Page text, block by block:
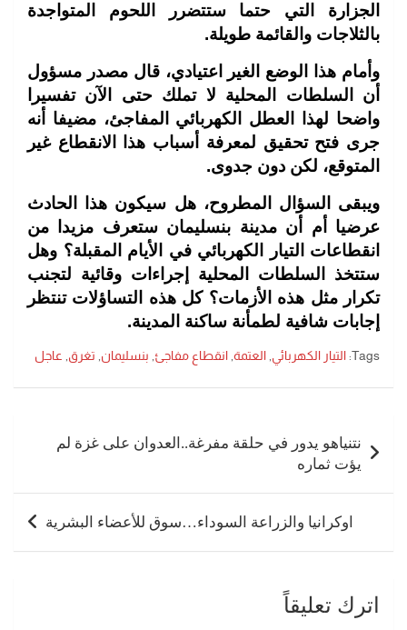
الجزارة التي حتما ستتضرر اللحوم المتواجدة
بالثلاجات والقائمة طويلة.
وأمام هذا الوضع الغير اعتيادي، قال مصدر مسؤول
أن السلطات المحلية لا تملك حتى الآن تفسيرا
واضحا لهذا العطل الكهربائي المفاجئ، مضيفا أنه
جرى فتح تحقيق لمعرفة أسباب هذا الانقطاع غير
المتوقع، لكن دون جدوى.
ويبقى السؤال المطروح، هل سيكون هذا الحادث
عرضيا أم أن مدينة بنسليمان ستعرف مزيدا من
انقطاعات التيار الكهربائي في الأيام المقبلة؟ وهل
ستتخذ السلطات المحلية إجراءات وقائية لتجنب
تكرار مثل هذه الأزمات؟ كل هذه التساؤلات تنتظر
إجابات شافية لطمأنة ساكنة المدينة.
Tags: التيار الكهربائي, العتمة, انقطاع مفاجئ, بنسليمان, تغرق, عاجل
المقالاتنتنياهو يدور في حلقة مفرغة..العدوان على غزة لم
يؤت ثماره
اوكرانيا والزراعة السوداء…سوق للأعضاء البشرية
اترك تعليقاً